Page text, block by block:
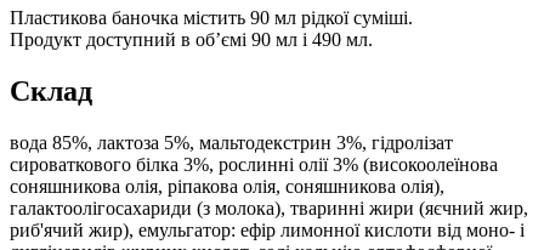
Пластикова баночка містить 90 мл рідкої суміші.
Продукт доступний в об’ємі 90 мл і 490 мл.
Склад
вода 85%, лактоза 5%, мальтодекстрин 3%, гідролізат
сироваткового білка 3%, рослинні олії 3% (високоолеїнова
соняшникова олія, ріпакова олія, соняшникова олія),
галактоолігосахариди (з молока), тваринні жири (яєчний жир,
риб'ячий жир), емульгатор: ефір лимонної кислоти від моно- і